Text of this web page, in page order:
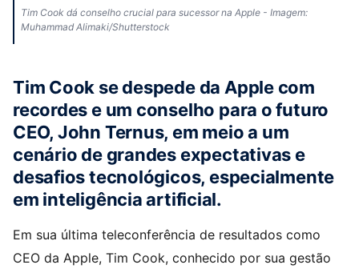
Tim Cook dá conselho crucial para sucessor na Apple - Imagem:
Muhammad Alimaki/Shutterstock
Tim Cook se despede da Apple com
recordes e um conselho para o futuro
CEO, John Ternus, em meio a um
cenário de grandes expectativas e
desafios tecnológicos, especialmente
em inteligência artificial.
Em sua última teleconferência de resultados como
CEO da Apple, Tim Cook, conhecido por sua gestão